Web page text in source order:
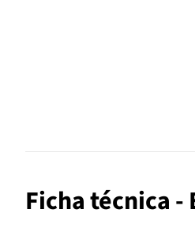
Ficha técnica -